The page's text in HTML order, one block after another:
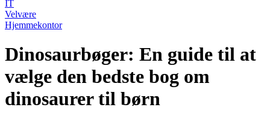
IT
Velvære
Hjemmekontor
Dinosaurbøger: En guide til at
vælge den bedste bog om
dinosaurer til børn